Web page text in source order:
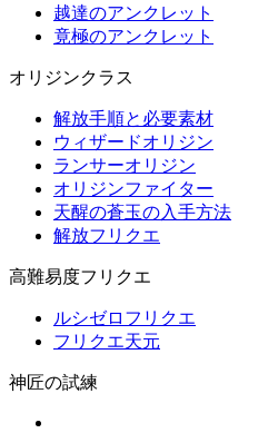
越達のアンクレット
竟極のアンクレット
オリジンクラス
解放手順と必要素材
ウィザードオリジン
ランサーオリジン
オリジンファイター
天醒の蒼玉の入手方法
解放フリクエ
高難易度フリクエ
ルシゼロフリクエ
フリクエ天元
神匠の試練